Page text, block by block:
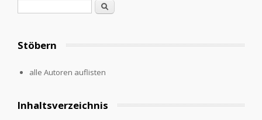
Search
Stöbern
alle Autoren auflisten
Inhaltsverzeichnis